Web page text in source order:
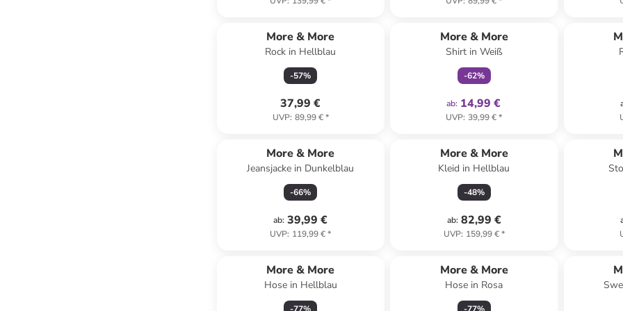
More & More
Rock in Hellblau
-57%
37,99 €
UVP: 89,99 €*
More & More
Shirt in Weiß
-62%
ab: 14,99 €
UVP: 39,99 €*
More & More
Jeansjacke in Dunkelblau
-66%
ab: 39,99 €
UVP: 119,99 €*
More & More
Kleid in Hellblau
-48%
ab: 82,99 €
UVP: 159,99 €*
More & More
Hose in Hellblau
More & More
Hose in Rosa